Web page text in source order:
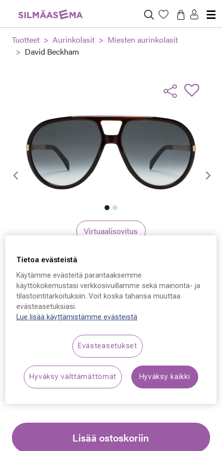
Tuotteet Aurinkolasit
Miesten aurinkolasit
David Beckham
Edellinen
Virtuaalisovitus
David Beckham
99/VOYAGER, HQZ 61 -
15 - 145
Synttäriale: erä merkkiaurinkolaseja –50 %,
katso alennetut tuotteet!
Lisää ostoskoriin
Tietoa evästeistä
Käytämme evästeitä parantaaksemme
käyttökokemustasi verkkosivuillamme sekä mainonta- ja
tilastointitarkoituksiin. Voit koska tahansa muuttaa
evästeasetuksiasi.
Lue lisää käyttämistämme evästeistä
Evästeasetukset
Hyväksy välttämättömät Hyväksy kaikki